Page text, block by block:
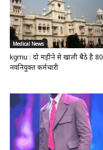
Medical News
kgmu : दो महीने से खाली बैठे है 80
नवनियुक्त कर्मचारी